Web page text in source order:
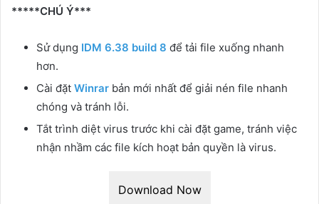
*****CHÚ Ý***
Sử dụng IDM 6.38 build 8 để tải file xuống nhanh
hơn.
Cài đặt Winrar bản mới nhất để giải nén file nhanh
chóng và tránh lỗi.
Tắt trình diệt virus trước khi cài đặt game, tránh việc
nhận nhầm các file kích hoạt bản quyền là virus.
Download Now